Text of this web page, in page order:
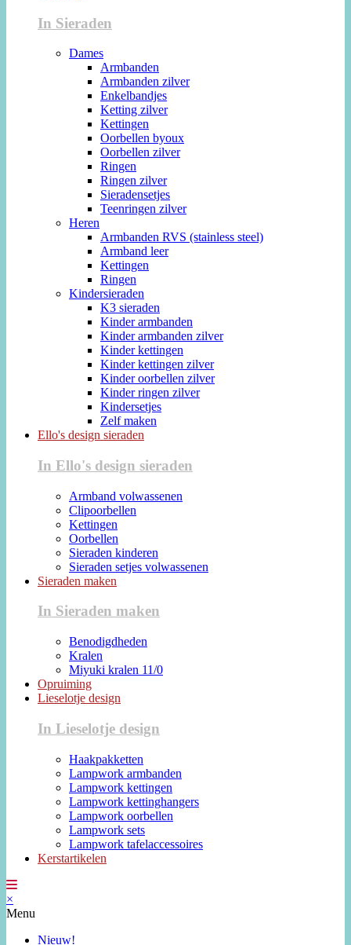
In Sieraden
Dames
Armbanden
Armbanden zilver
Enkelbandjes
Ketting zilver
Kettingen
Oorbellen byoux
Oorbellen zilver
Ringen
Ringen zilver
Sieradensetjes
Teenringen zilver
Heren
Armbanden RVS (stainless steel)
Armband leer
Kettingen
Ringen
Kindersieraden
K3 sieraden
Kinder armbanden
Kinder armbanden zilver
Kinder kettingen
Kinder kettingen zilver
Kinder oorbellen zilver
Kinder ringen zilver
Kindersetjes
Zelf maken
Ello's design sieraden
In Ello's design sieraden
Armband volwassenen
Clipoorbellen
Kettingen
Oorbellen
Sieraden kinderen
Sieraden setjes volwassenen
Sieraden maken
In Sieraden maken
Benodigdheden
Kralen
Miyuki kralen 11/0
Opruiming
Lieselotje design
In Lieselotje design
Haakpakketten
Lampwork armbanden
Lampwork kettingen
Lampwork kettinghangers
Lampwork oorbellen
Lampwork sets
Lampwork tafelaccessoires
Kerstartikelen
×
Menu
Nieuw!